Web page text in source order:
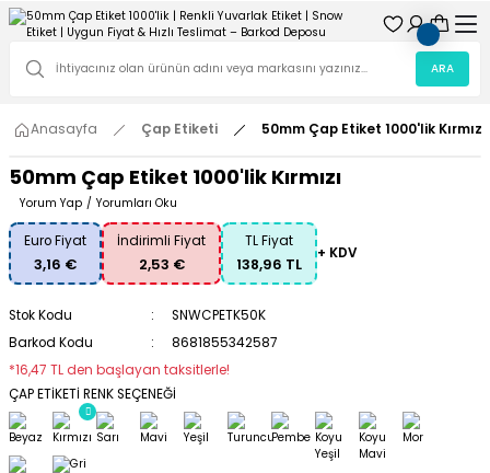
ARA
Anasayfa Çap Etiketi 50mm Çap Etiket 1000'lik Kırmızı
50mm Çap Etiket 1000'lik Kırmızı
Yorum Yap / Yorumları Oku
Euro Fiyat
3,16 €
İndirimli Fiyat
2,53 €
TL Fiyat
138,96 TL
+ KDV
Stok Kodu
SNWCPETK50K
Barkod Kodu
8681855342587
*16,47 TL den başlayan taksitlerle!
ÇAP ETİKETİ RENK SEÇENEĞİ